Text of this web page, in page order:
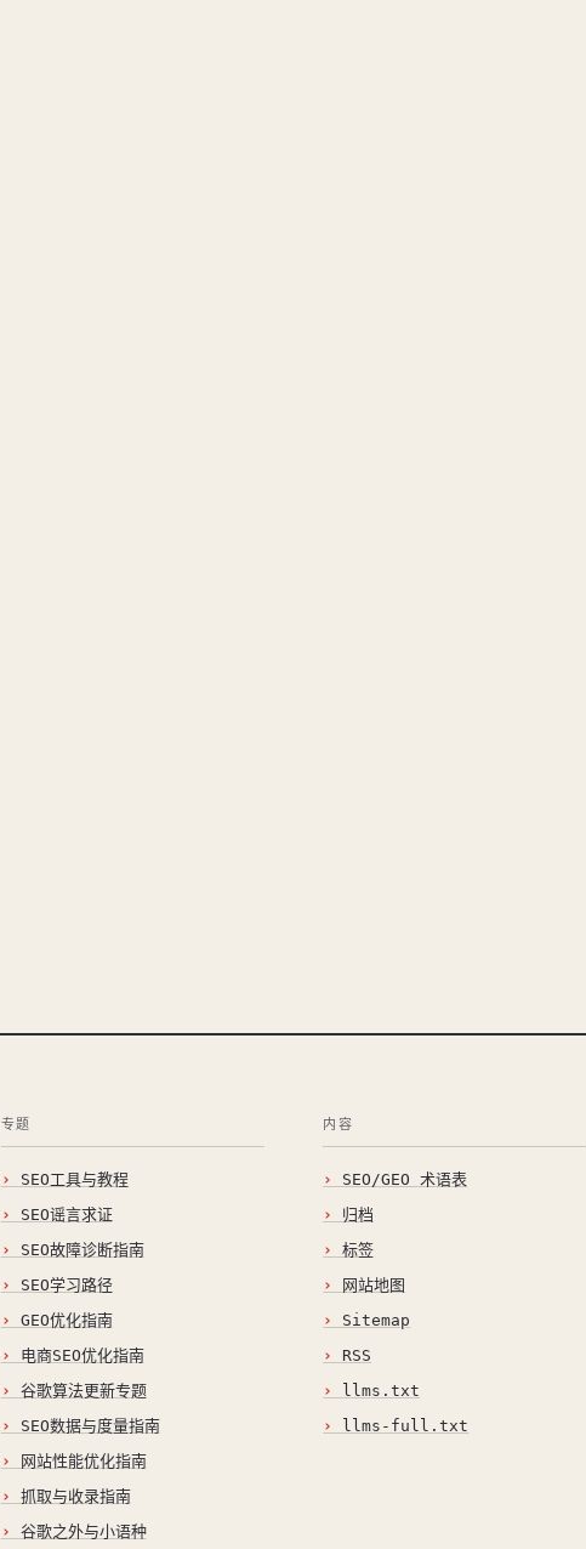
专题
SEO工具与教程
SEO谣言求证
SEO故障诊断指南
SEO学习路径
GEO优化指南
电商SEO优化指南
谷歌算法更新专题
SEO数据与度量指南
网站性能优化指南
抓取与收录指南
谷歌之外与小语种
内容
SEO/GEO 术语表
归档
标签
网站地图
Sitemap
RSS
llms.txt
llms-full.txt